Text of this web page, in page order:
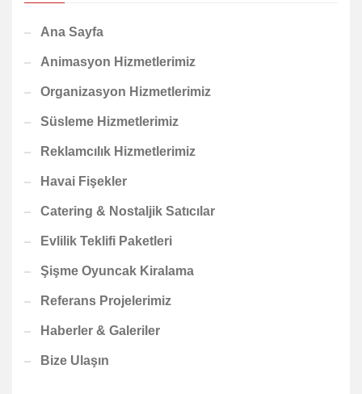
Ana Sayfa
Animasyon Hizmetlerimiz
Organizasyon Hizmetlerimiz
Süsleme Hizmetlerimiz
Reklamcılık Hizmetlerimiz
Havai Fişekler
Catering & Nostaljik Satıcılar
Evlilik Teklifi Paketleri
Şişme Oyuncak Kiralama
Referans Projelerimiz
Haberler & Galeriler
Bize Ulaşın